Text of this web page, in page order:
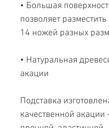
• Большая
позволяет
14 ножей разных
• Натуральная
акации
Подставка
качественной